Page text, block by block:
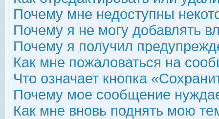
Почему мне недоступны
Почему я не могу добавлять
Почему я получил
Как мне пожаловаться на
Что означает кнопка
Почему мое сообщение
Как мне вновь поднять мою